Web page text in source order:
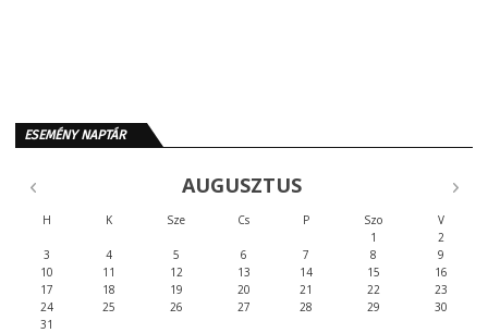
ESEMÉNY NAPTÁR
AUGUSZTUS
H K Sze Cs P Szo
V
1
2
3
4 5 6 7 8
9
10
11 12 13 14 15
16
17
18 19 20 21 22
23
24
25 26 27 28 29
30
31